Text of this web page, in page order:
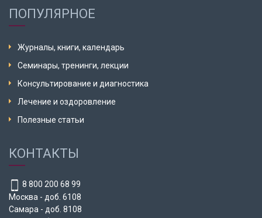
ПОПУЛЯРНОЕ
Журналы, книги, календарь
Семинары, тренинги, лекции
Консультирование и диагностика
Лечение и оздоровление
Полезные статьи
КОНТАКТЫ
8 800 200 68 99
Москва - доб. 6108
Самара - доб. 8108